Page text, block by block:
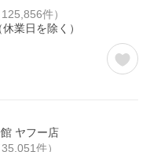
125,856件）
業日を除く）
ヤフー店
35,051件）